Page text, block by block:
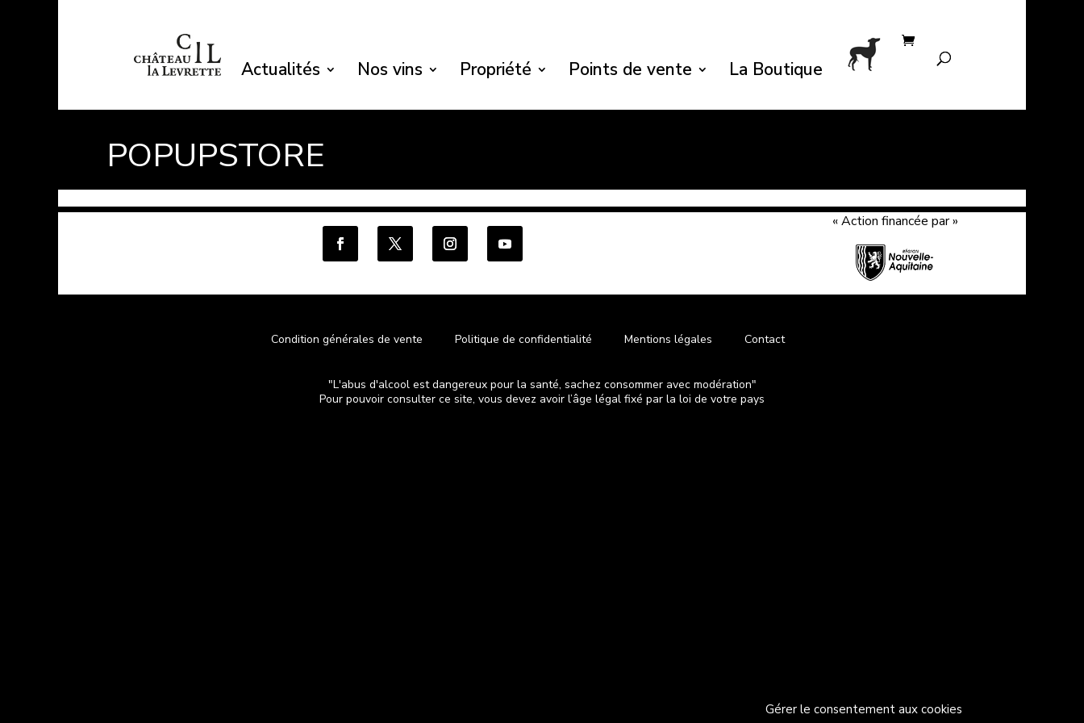
Gérer le consentement aux cookies
Actualités Nos vins Propriété Points de vente La Boutique
POPUPSTORE
« Action financée par »
Condition générales de vente Politique de confidentialité Mentions légales Contact
"L'abus d'alcool est dangereux pour la santé, sachez consommer avec modération"
Pour pouvoir consulter ce site, vous devez avoir l’âge légal fixé par la loi de votre pays